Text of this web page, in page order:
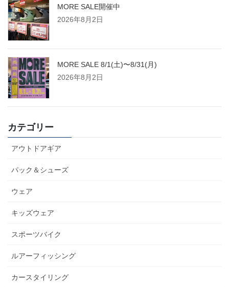
MORE SALE開催中
2026年8月2日
MORE SALE 8/1(土)〜8/31(月)
2026年8月2日
カテゴリー
アウトドアギア
パック＆シューズ
ウェア
キッズウェア
スポーツバイク
ルアーフィッシング
カースタイリング